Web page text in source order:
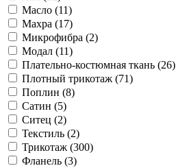
Масло (11)
Махра (17)
Микрофибра (2)
Модал (11)
Плательно-костюмная ткань (26)
Плотный трикотаж (71)
Поплин (8)
Сатин (5)
Ситец (2)
Текстиль (2)
Трикотаж (300)
Фланель (3)